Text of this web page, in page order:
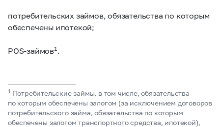
потребительских займов, обязательства по которым
обеспечены ипотекой;
POS-займов1.
1Потребительские займы, в том числе, обязательства
по которым обеспечены залогом (за исключением договоров
потребительского займа, обязательства по которым
обеспечены залогом транспортного средства, ипотекой),